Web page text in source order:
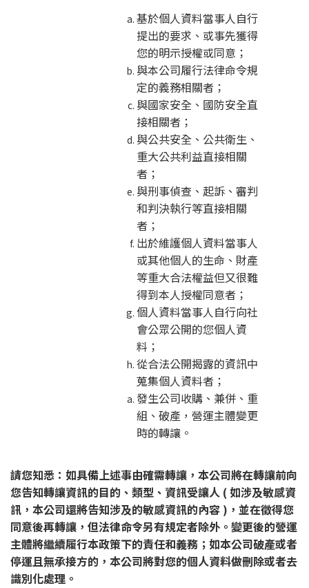
基於個人資料當事人自行
提出的要求、或事先獲得
您的明示授權或同意；
與本公司履行法律命令規
定的義務相關者；
與國家安全、國防安全直
接相關者；
與公共安全、公共衛生、
重大公共利益直接相關
者；
與刑事偵查、起訴、審判
和判決執行等直接相關
者；
出於維護個人資料當事人
或其他個人的生命、財產
等重大合法權益但又很難
得到本人授權同意者；
個人資料當事人自行向社
會公眾公開的您個人資
料；
從合法公開揭露的資訊中
蒐集個人資料者；
發生公司收購、兼併、重
組、破產，營運主體變更
時的轉讓。
請您知悉：如具備上述事由確需轉讓，本公司將在轉讓前向
您告知轉讓資訊的目的、類型、資訊受讓人 ( 如涉及敏感資
訊，本公司還將告知涉及的敏感資訊的內容 )，並在徵得您
同意後再轉讓，但法律命令另有規定者除外。變更後的營運
主體將繼續履行本政策下的責任和義務；如本公司破產或者
停運且無承接方的，本公司將對您的個人資料做刪除或者去
識別化處理。